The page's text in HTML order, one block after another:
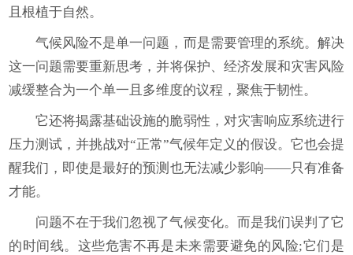
且根植于自然。
气候风险不是单一问题，而是需要管理的系统。解决
这一问题需要重新思考，并将保护、经济发展和灾害风险
减缓整合为一个单一且多维度的议程，聚焦于韧性。
它还将揭露基础设施的脆弱性，对灾害响应系统进行
压力测试，并挑战对“正常”气候年定义的假设。它也会提
醒我们，即使是最好的预测也无法减少影响——只有准备
才能。
问题不在于我们忽视了气候变化。而是我们误判了它
的时间线。这些危害不再是未来需要避免的风险;它们是